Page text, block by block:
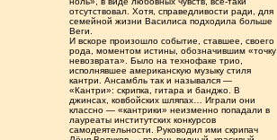
отсутствовал. Хотя, справедливости ради, для
семейной жизни Василиса подходила больше
Веги.
И вскоре произошло событие, ставшее, своего
рода, моментом истины, обозначившим «точку
невозврата». Было на технофаке трио,
исполнявшее американскую музыку стиля
кантри. Ансамбль так и назывался —
«Кантри»: скрипка, гитара и банджо. В
джинсах, ковбойских шляпах… Играли они
классно — «кантрики» неизменно попадали в
лауреаты институтских конкурсов
самодеятельности. Руководил ими скрипач